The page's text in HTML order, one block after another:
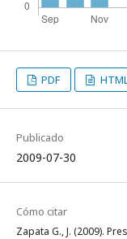
PDF
Publicado
2009-07-30
Cómo citar
Zapata G., J. (2009).